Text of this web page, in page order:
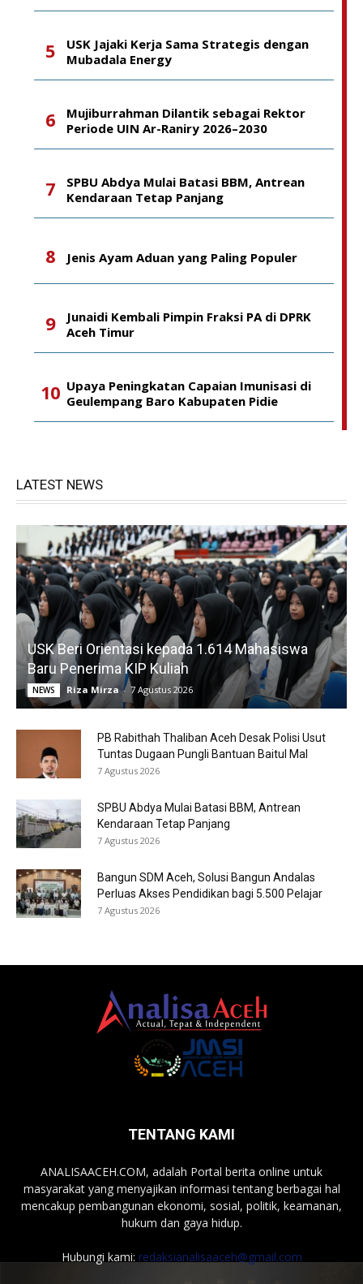
USK Jajaki Kerja Sama Strategis dengan
Mubadala Energy
Mujiburrahman Dilantik sebagai Rektor
Periode UIN Ar-Raniry 2026–2030
SPBU Abdya Mulai Batasi BBM, Antrean
Kendaraan Tetap Panjang
Jenis Ayam Aduan yang Paling Populer
Junaidi Kembali Pimpin Fraksi PA di DPRK
Aceh Timur
Upaya Peningkatan Capaian Imunisasi di
Geulempang Baro Kabupaten Pidie
LATEST NEWS
USK Beri Orientasi kepada 1.614 Mahasiswa
Baru Penerima KIP Kuliah
NEWS Riza Mirza - 7 Agustus 2026
PB Rabithah Thaliban Aceh Desak Polisi Usut
Tuntas Dugaan Pungli Bantuan Baitul Mal
7 Agustus 2026
SPBU Abdya Mulai Batasi BBM, Antrean
Kendaraan Tetap Panjang
7 Agustus 2026
Bangun SDM Aceh, Solusi Bangun Andalas
Perluas Akses Pendidikan bagi 5.500 Pelajar
7 Agustus 2026
TENTANG KAMI
ANALISAACEH.COM, adalah Portal berita online untuk
masyarakat yang menyajikan informasi tentang berbagai hal
mencakup pembangunan ekonomi, sosial, politik, keamanan,
hukum dan gaya hidup.
Hubungi kami: redaksianalisaaceh@gmail.com